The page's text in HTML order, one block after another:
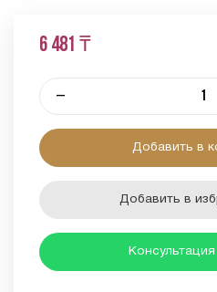
6 481 ₸
–
Добавить в
Добавить в